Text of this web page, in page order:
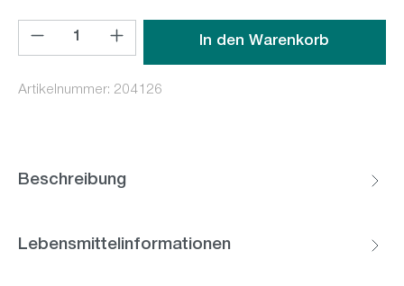
Produkt Anzahl: Gib den gewünschten Wert ein oder
In den Warenkorb
Artikelnummer: 204126
Beschreibung
Lebensmittelinformationen